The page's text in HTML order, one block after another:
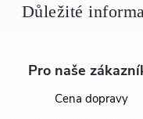
Pro naše
Cena dopravy